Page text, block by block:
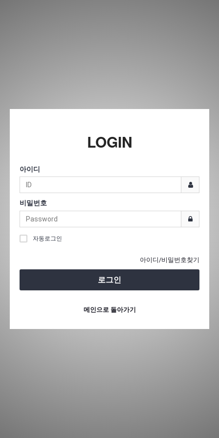
LOGIN
아이디
비밀번호
자동로그인
아이디/비밀번호찾기
로그인
메인으로 돌아가기